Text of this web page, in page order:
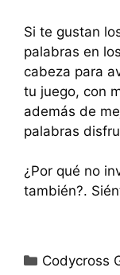
Si te gustan
palabras en
cabeza para
tu juego, con
además de
palabras
¿Por qué no
también?.
Categorías
Codycross